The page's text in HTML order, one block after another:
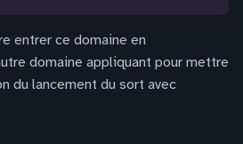
entrer ce domaine en
domaine appliquant pour mettre
du lancement du sort avec